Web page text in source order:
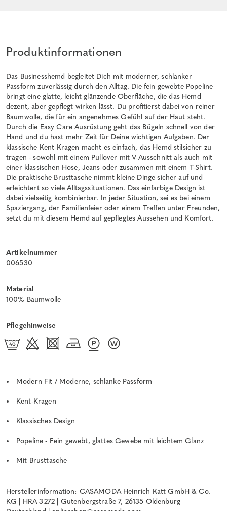
Produktinformationen
Das Businesshemd begleitet Dich mit moderner, schlanker
Passform zuverlässig durch den Alltag. Die fein gewebte Popeline
bringt eine glatte, leicht glänzende Oberfläche, die das Hemd
dezent, aber gepflegt wirken lässt. Du profitierst dabei von reiner
Baumwolle, die für ein angenehmes Gefühl auf der Haut steht.
Durch die Easy Care Ausrüstung geht das Bügeln schnell von der
Hand und du hast mehr Zeit für Deine wichtigen Aufgaben. Der
klassische Kent-Kragen macht es einfach, das Hemd stilsicher zu
tragen - sowohl mit einem Pullover mit V-Ausschnitt als auch mit
einer klassischen Hose, Jeans oder zusammen mit einem T-Shirt.
Die praktische Brusttasche nimmt kleine Dinge sicher auf und
erleichtert so viele Alltagssituationen. Das einfarbige Design ist
dabei vielseitig kombinierbar. In jeder Situation, sei es bei einem
Spaziergang, der Familienfeier oder einem Treffen unter Freunden,
setzt du mit diesem Hemd auf gepflegtes Aussehen und Komfort.
Artikelnummer
006530
Material
100% Baumwolle
Pflegehinweise
Modern Fit / Moderne, schlanke Passform
Kent-Kragen
Klassisches Design
Popeline - Fein gewebt, glattes Gewebe mit leichtem Glanz
Mit Brusttasche
Herstellerinformation: CASAMODA Heinrich Katt GmbH & Co.
KG | HRA 3272 | Gutenbergstraße 7, 26135 Oldenburg